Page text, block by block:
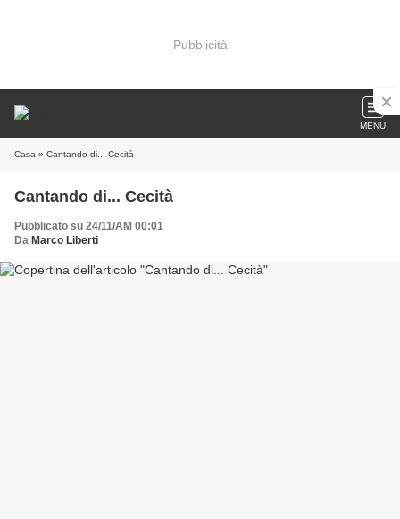
Pubblicità
MENU
Casa » Cantando di... Cecità
Cantando di... Cecità
Pubblicato su 24/11/AM 00:01
Da Marco Liberti